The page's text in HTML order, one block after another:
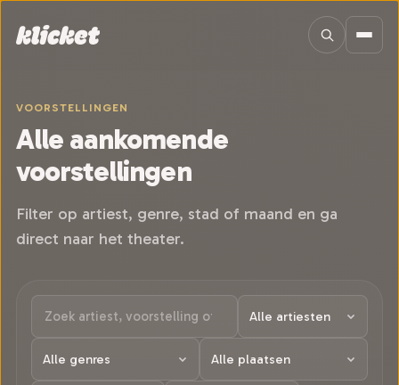
VOORSTELLINGEN
Alle aankomende
voorstellingen
Filter op artiest, genre, stad of maand en ga
direct naar het theater.